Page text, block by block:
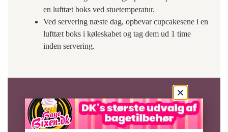
en lufttæt boks ved stuetemperatur.
Ved servering næste dag, opbevar cupcakesene i en
lufttæt boks i køleskabet og tag dem ud 1 time
inden servering.
BEDØM OPSKRIFTEN